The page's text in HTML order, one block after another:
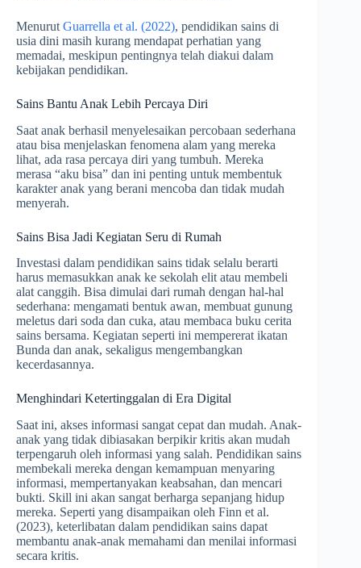
Menurut Guarrella et al. (2022), pendidikan sains di
usia dini masih kurang mendapat perhatian yang
memadai, meskipun pentingnya telah diakui dalam
kebijakan pendidikan.
Sains Bantu Anak Lebih Percaya Diri
Saat anak berhasil menyelesaikan percobaan sederhana
atau bisa menjelaskan fenomena alam yang mereka
lihat, ada rasa percaya diri yang tumbuh. Mereka
merasa “aku bisa” dan ini penting untuk membentuk
karakter anak yang berani mencoba dan tidak mudah
menyerah.
Sains Bisa Jadi Kegiatan Seru di Rumah
Investasi dalam pendidikan sains tidak selalu berarti
harus memasukkan anak ke sekolah elit atau membeli
alat canggih. Bisa dimulai dari rumah dengan hal-hal
sederhana: mengamati bentuk awan, membuat gunung
meletus dari soda dan cuka, atau membaca buku cerita
sains bersama. Kegiatan seperti ini mempererat ikatan
Bunda dan anak, sekaligus mengembangkan
kecerdasannya.
Menghindari Ketertinggalan di Era Digital
Saat ini, akses informasi sangat cepat dan mudah. Anak-
anak yang tidak dibiasakan berpikir kritis akan mudah
terpengaruh oleh informasi yang salah. Pendidikan sains
membekali mereka dengan kemampuan menyaring
informasi, mempertanyakan keabsahan, dan mencari
bukti. Skill ini akan sangat berharga sepanjang hidup
mereka. Seperti yang disampaikan oleh Finn et al.
(2023), keterlibatan dalam pendidikan sains dapat
membantu anak-anak memahami dan menilai informasi
secara kritis.